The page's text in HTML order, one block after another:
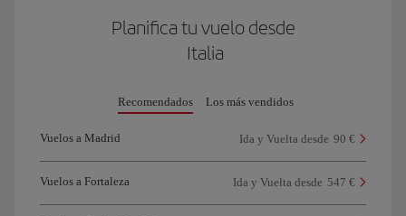
Planifica tu vuelo desde
Italia
Recomendados Los más vendidos
Vuelos a Madrid Ida y Vuelta desde 90 €
Vuelos a Fortaleza Ida y Vuelta desde 547 €